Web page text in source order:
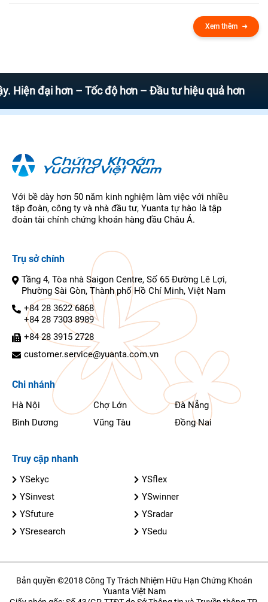
Xem thêm
hơn – Tốc độ hơn – Đầu tư hiệu quả hơn
Với bề dày hơn 50 năm kinh nghiệm làm việc với nhiều
tập đoàn, công ty và nhà đầu tư, Yuanta tự hào là tập
đoàn tài chính chứng khoán hàng đầu Châu Á.
Trụ sở chính
Tầng 4, Tòa nhà Saigon Centre, Số 65 Đường Lê Lợi,
Phường Sài Gòn, Thành phố Hồ Chí Minh, Việt Nam
+84 28 3622 6868
+84 28 7303 8989
+84 28 3915 2728
customer.service@yuanta.com.vn
Chi nhánh
Hà Nội Chợ Lớn
Đà Nẵng
Bình Dương
Vũng Tàu Đồng Nai
Truy cập nhanh
YSekyc
YSflex
YSinvest
YSwinner
YSfuture
YSradar
YSresearch
YSedu
Bản quyền ©2018 Công Ty Trách Nhiệm Hữu Hạn Chứng Khoán
Yuanta Việt Nam